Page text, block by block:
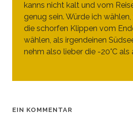
kanns nicht kalt und vom
genug sein. Würde ich
die schorfen Klippen vom
wählen, als irgendeinen
nehm also lieber die -20°C als
EIN KOMMENTAR